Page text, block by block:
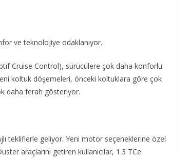
ve teknolojiye odaklanıyor.
Cruise Control), sürücülere çok daha konforlu
koltuk döşemeleri, önceki koltuklara göre çok
daha ferah gösteriyor.
tekliflerle geliyor. Yeni motor seçeneklerine özel
araçlarını getiren kullanıcılar, 1.3 TCe